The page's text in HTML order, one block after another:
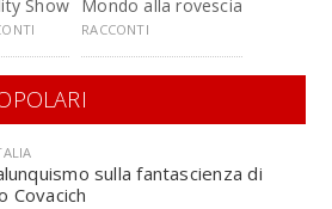
Show Mondo alla rovescia
RACCONTI
sulla fantascienza di
Covacich